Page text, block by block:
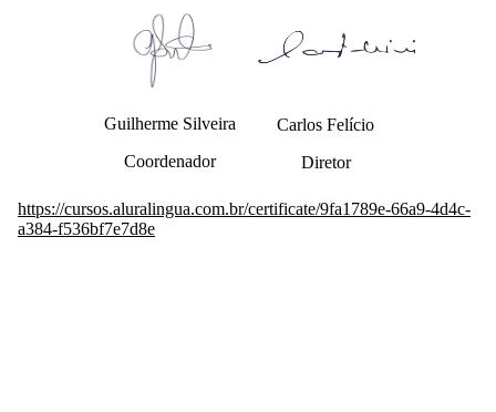
Guilherme Silveira
Coordenador
Carlos Felício
Diretor
https://cursos.aluralingua.com.br/certificate/9fa1789e-66a9-4d4c-
a384-f536bf7e7d8e